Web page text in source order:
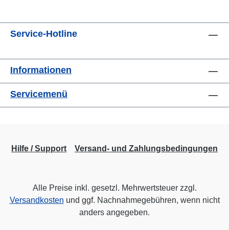
Service-Hotline
Informationen
Servicemenü
Hilfe / Support Versand- und Zahlungsbedingungen
Alle Preise inkl. gesetzl. Mehrwertsteuer zzgl.
Versandkosten und ggf. Nachnahmegebühren, wenn nicht
anders angegeben.